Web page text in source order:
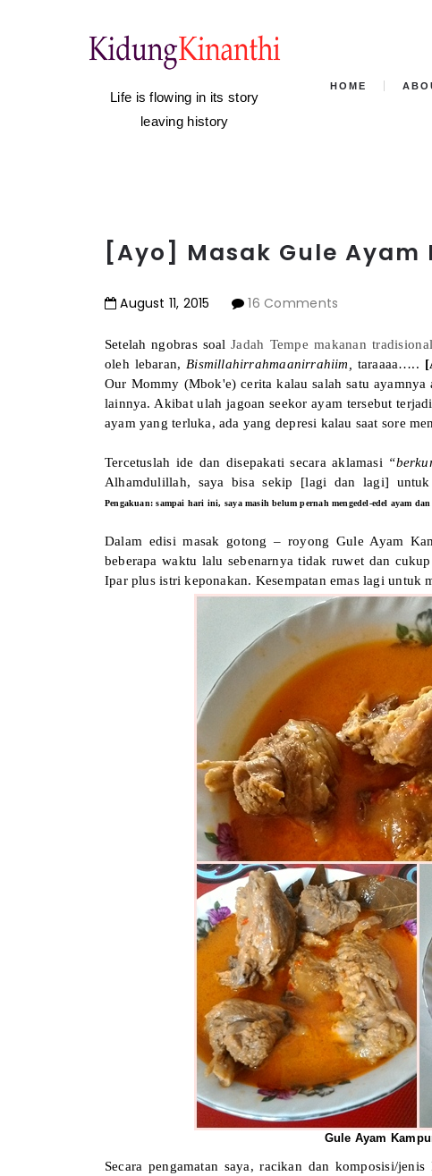
Life is flowing in its story
leaving history
HOME
[Ayo] Masak Gule Ayam
August 11, 2015 16 Comments
Setelah ngobras soalJadah Tempe makanan
oleh lebaran, Bismillahirrahmaanirrahiim, taraaaa…..
Our Mommy (Mbok'e) cerita kalau salah satu
lainnya. Akibat ulah jagoan seekor ayam tersebut
ayam yang terluka, ada yang depresi kalau saat sore
Tercetuslah ide dan disepakati secara aklamasi
Alhamdulillah, saya bisa sekip [lagi dan lagi] untuk
Pengakuan: sampai hari ini, saya masih belum pernah mengedel-edel ayam
Dalam edisi masak gotong – royong Gule Ayam
beberapa waktu lalu sebenarnya tidak ruwet dan
Ipar plus istri keponakan. Kesempatan emas lagi
Gule Ayam
Secara pengamatan saya, racikan dan komposisi/jenis